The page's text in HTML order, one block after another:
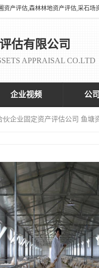
估有限公司
APPRAISAL CO.LTD
企业视频 公
伙企业固定资产评估公司 鱼塘